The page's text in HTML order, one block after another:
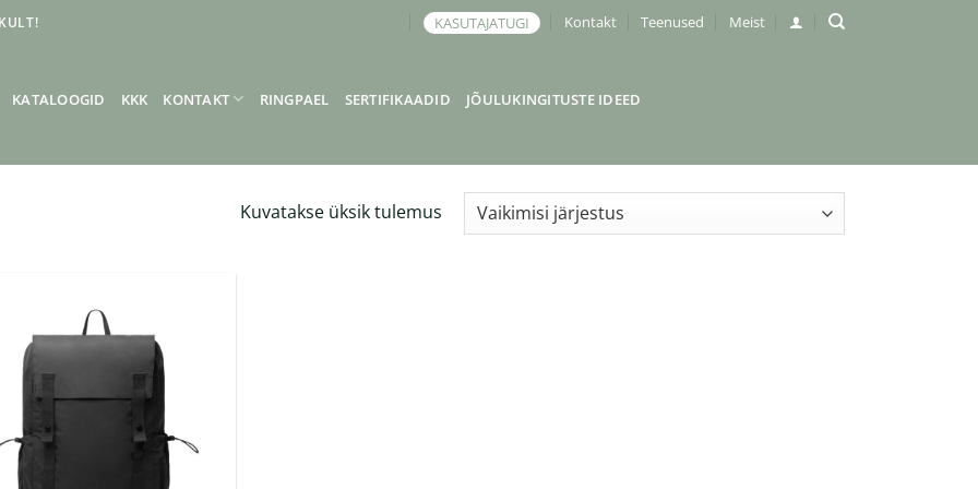
KASUTAJATUGI Kontakt Teenused Meist
KATALOOGID KKK KONTAKT RINGPAEL SERTIFIKAADID JÕULUKINGITUSTE IDEED
Kuvatakse üksik tulemus